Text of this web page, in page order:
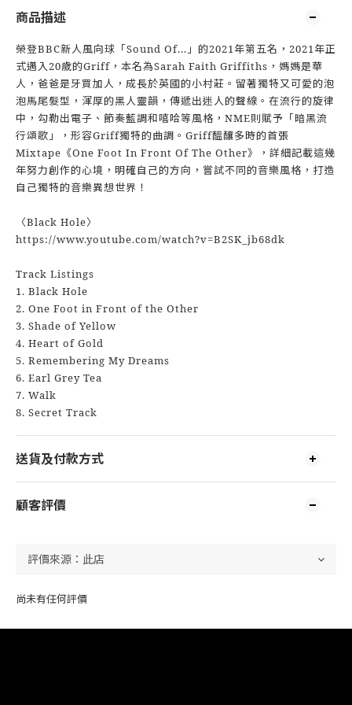
商品描述
榮登BBC新人風向球「Sound Of...」的2021年第五名，2021年正
式邁入20歲的Griff，本名為Sarah Faith Griffiths，媽媽是華
人，爸爸是牙買加人，成長於英國的小村莊。留著獨特又可愛的泡
泡馬尾髮型，渾厚的黑人靈韻，傳遞出迷人的聲線。在流行的旋律
中，勾勒出電子、節奏藍調和嘻哈等風格，NME則賦予「暗黑流
行頌歌」，形容Griff獨特的曲調。Griff醞釀多時的首張
Mixtape《One Foot In Front Of The Other》，詳細記載這幾
年努力創作的心境，明確自己的方向，嘗試不同的音樂風格，打造
自己獨特的音樂異想世界！
〈Black Hole〉
https://www.youtube.com/watch?v=B2SK_jb68dk
Track Listings
1. Black Hole
2. One Foot in Front of the Other
3. Shade of Yellow
4. Heart of Gold
5. Remembering My Dreams
6. Earl Grey Tea
7. Walk
8. Secret Track
送貨及付款方式
顧客評價
尚未有任何評價